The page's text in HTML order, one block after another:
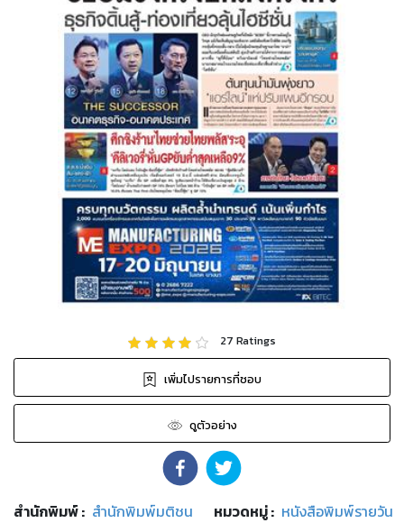
27 Ratings
เพิ่มไปรายการที่ชอบ
ดูตัวอย่าง
สำนักพิมพ์: สำนักพิมพ์มติชน หมวดหมู่: หนังสือพิมพ์รายวัน